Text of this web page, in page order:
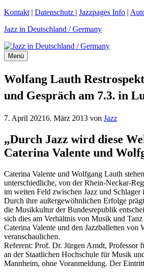
Zum
springen
Kontakt | Datenschutz | Jazzpages Info |
Jazz in Deutschland / Germany
Menü
Wolfang Lauth
und Gespräch am 7.3. in
7. April 20216. März 2013 von Jazz
„Durch Jazz wird diese
Caterina Valente und
Caterina Valente und Wolfgang Lauth
unterschiedliche, von der Rhein-Neckar-
im weiten Feld zwischen Jazz und Schlager
Durch ihre außergewöhnlichen Erfolge
die Musikkultur der Bundesrepublik
sich dies am Verhältnis von Musik und
Caterina Valente und den Jazzballetten von
veranschaulichen.
Referent: Prof. Dr. Jürgen Arndt, Professor
an der Staatlichen Hochschule für Musik
Mannheim, ohne Voranmeldung. Der